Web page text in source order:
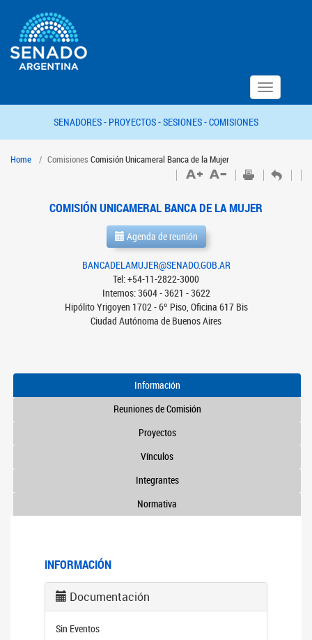
Toggle
navigation
SENADORES - PROYECTOS -SESIONES -COMISIONES
Home Comisiones Comisión Unicameral Banca de la Mujer
COMISIÓN UNICAMERAL BANCA DE LA MUJER
Agenda de reunión
BANCADELAMUJER@SENADO.GOB.AR
Tel: +54-11-2822-3000
Internos: 3604 - 3621 - 3622
Hipólito Yrigoyen 1702 - 6º Piso, Oficina 617 Bis
Ciudad Autónoma de Buenos Aires
Información
Reuniones de Comisión
Proyectos
Vínculos
Integrantes
Normativa
INFORMACIÓN
Documentación
Sin Eventos